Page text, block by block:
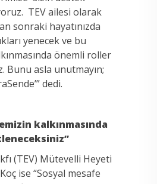
TEV ailesi olarak
sonraki hayatınızda
yenecek ve bu
önemli roller
Bunu asla unutmayın;
dedi.
kalkınmasında
(TEV) Mütevelli Heyeti
ise “Sosyal mesafe